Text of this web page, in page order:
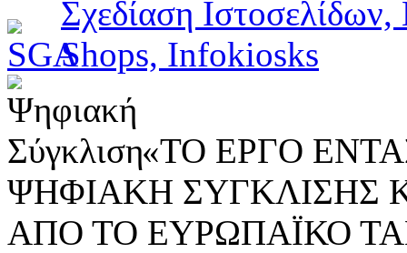
«ΤΟ ΕΡΓΟ
ΨΗΦΙΑΚΗ ΣΥΓΚΛΙΣΗΣ
ΑΠΟ ΤΟ ΕΥΡΩΠΑΪΚΟ